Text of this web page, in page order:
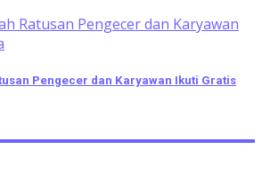
Pengecer dan Karyawan Ikuti Gratis